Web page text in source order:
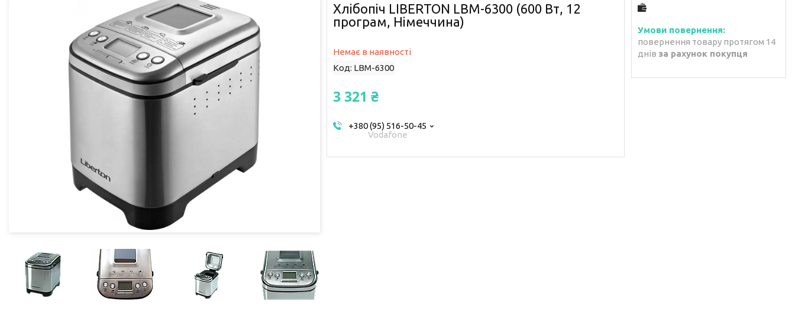
Хлібопіч LIBERTON LBM-6300 (600 Вт, 12
програм, Німеччина)
Немає в наявності
Код: LBM-6300
3 321 ₴
+380 (95) 516-50-45
Vodafone
повернення товару протягом 14
днів за рахунок покупця